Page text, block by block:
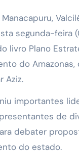
segunda-feira
livro Plano
do
Aziz.
importantes
de
debater
do estado.